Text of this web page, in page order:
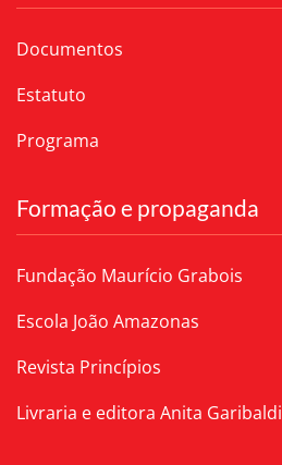
Documentos
Estatuto
Programa
Formação e propaganda
Fundação Maurício Grabois
Escola João Amazonas
Revista Princípios
Livraria e editora Anita Garibaldi